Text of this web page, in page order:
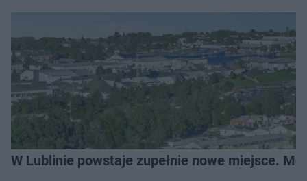
W Lublinie powstaje zupełnie nowe miejsce.